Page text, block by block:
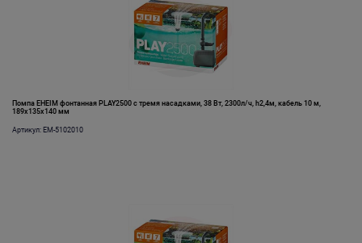
Помпа EHEIM фонтанная PLAY2500 с тремя насадками, 38 Вт, 2300л/ч, h2,4м, кабель 10 м,
189х135х140 мм
Артикул: EM-5102010